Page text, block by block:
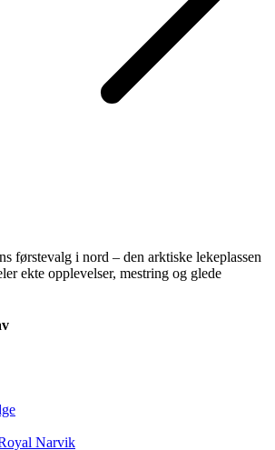
førstevalg i nord – den arktiske lekeplassen
ekte opplevelser, mestring og glede
Narvik